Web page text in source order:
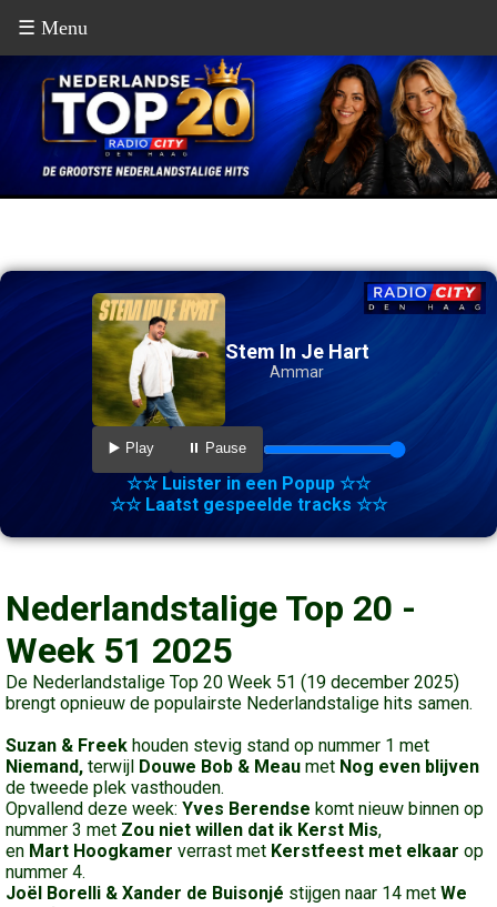
☰ Menu
Stem In Je Hart
Ammar
▶️ Play ⏸️ Pause
☆☆ Luister in een Popup ☆☆
☆☆ Laatst gespeelde tracks ☆☆
Nederlandstalige Top 20 -
Week 51 2025
De Nederlandstalige Top 20 Week 51 (19 december 2025)
brengt opnieuw de populairste Nederlandstalige hits samen.
Suzan & Freek houden stevig stand op nummer 1 met
Niemand, terwijl Douwe Bob & Meau met Nog even blijven
de tweede plek vasthouden.
Opvallend deze week: Yves Berendse komt nieuw binnen op
nummer 3 met Zou niet willen dat ik Kerst Mis,
en Mart Hoogkamer verrast met Kerstfeest met elkaar op
nummer 4.
Joël Borelli & Xander de Buisonjé stijgen naar 14 met We